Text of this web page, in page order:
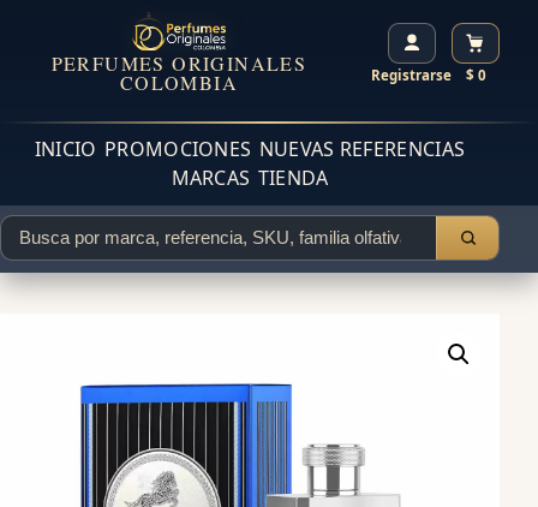
PERFUMES ORIGINALES
COLOMBIA Registrarse $ 0
INICIO PROMOCIONES NUEVAS REFERENCIAS
MARCAS TIENDA